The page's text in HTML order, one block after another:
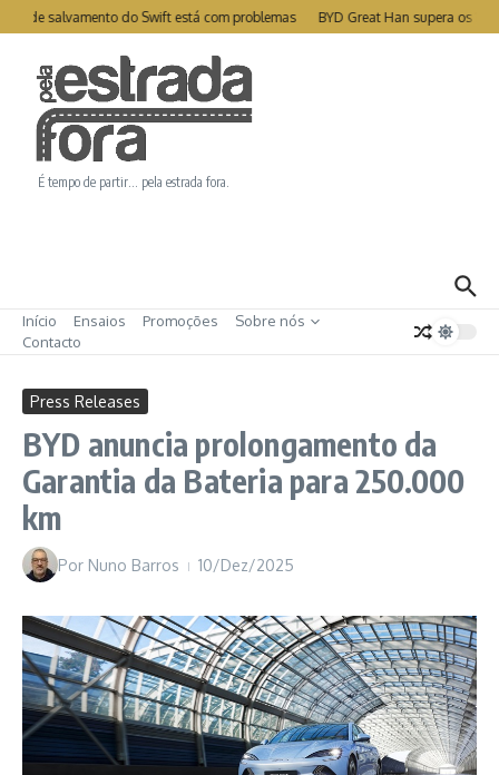
Ir para o conteúdo
de salvamento do Swift está com problemas BYD Great Han supera os
É tempo de partir… pela estrada fora.
Início Ensaios Promoções
Sobre nós
Contacto
Press Releases
BYD anuncia prolongamento da
Garantia da Bateria para 250.000
km
Por Nuno Barros 10/Dez/2025